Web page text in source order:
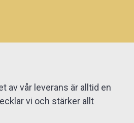
av vår leverans är alltid en
vi och stärker allt